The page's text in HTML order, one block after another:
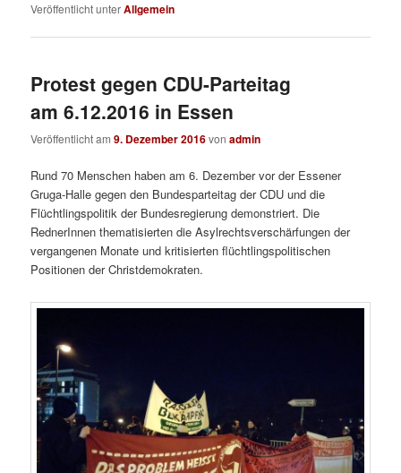
Veröffentlicht unterAllgemein
Protest gegen CDU-Parteitag
am 6.12.2016 in Essen
Veröffentlicht am9. Dezember 2016vonadmin
Rund 70 Menschen haben am 6. Dezember vor der Essener
Gruga-Halle gegen den Bundesparteitag der CDU und die
Flüchtlingspolitik der Bundesregierung demonstriert. Die
RednerInnen thematisierten die Asylrechtsverschärfungen der
vergangenen Monate und kritisierten flüchtlingspolitischen
Positionen der Christdemokraten.